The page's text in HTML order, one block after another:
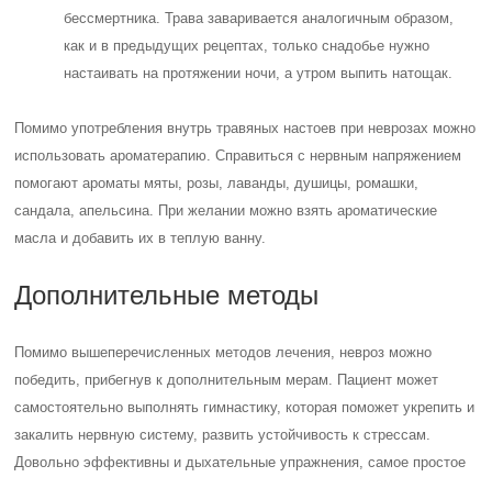
бессмертника. Трава заваривается аналогичным образом,
как и в предыдущих рецептах, только снадобье нужно
настаивать на протяжении ночи, а утром выпить натощак.
Помимо употребления внутрь травяных настоев при неврозах можно
использовать ароматерапию. Справиться с нервным напряжением
помогают ароматы мяты, розы, лаванды, душицы, ромашки,
сандала, апельсина. При желании можно взять ароматические
масла и добавить их в теплую ванну.
Дополнительные методы
Помимо вышеперечисленных методов лечения, невроз можно
победить, прибегнув к дополнительным мерам. Пациент может
самостоятельно выполнять гимнастику, которая поможет укрепить и
закалить нервную систему, развить устойчивость к стрессам.
Довольно эффективны и дыхательные упражнения, самое простое